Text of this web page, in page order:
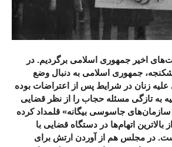
اخیر جمهوری اسلامی برگردیم. در
جمهوری اسلامی به دنبال وضع
زنان در شرایط پس از اعتراضات بوده
به تازگی مسئله حجاب را از نظر قضایی
سازمان‌های جاسوسی بیگانه» قلمداد کرده
اتهام‌‌ها در دستگاه قضایی با
در مجلس هم از آوردن ارتش برای